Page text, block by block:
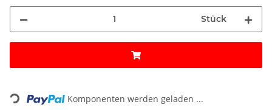
Stück
Loading... Komponenten werden geladen ...